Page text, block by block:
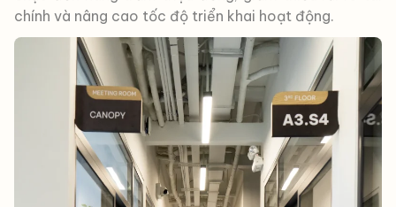
chính và nâng cao tốc độ triển khai hoạt động.